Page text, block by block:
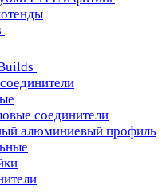
соединители
алюминиевый профиль